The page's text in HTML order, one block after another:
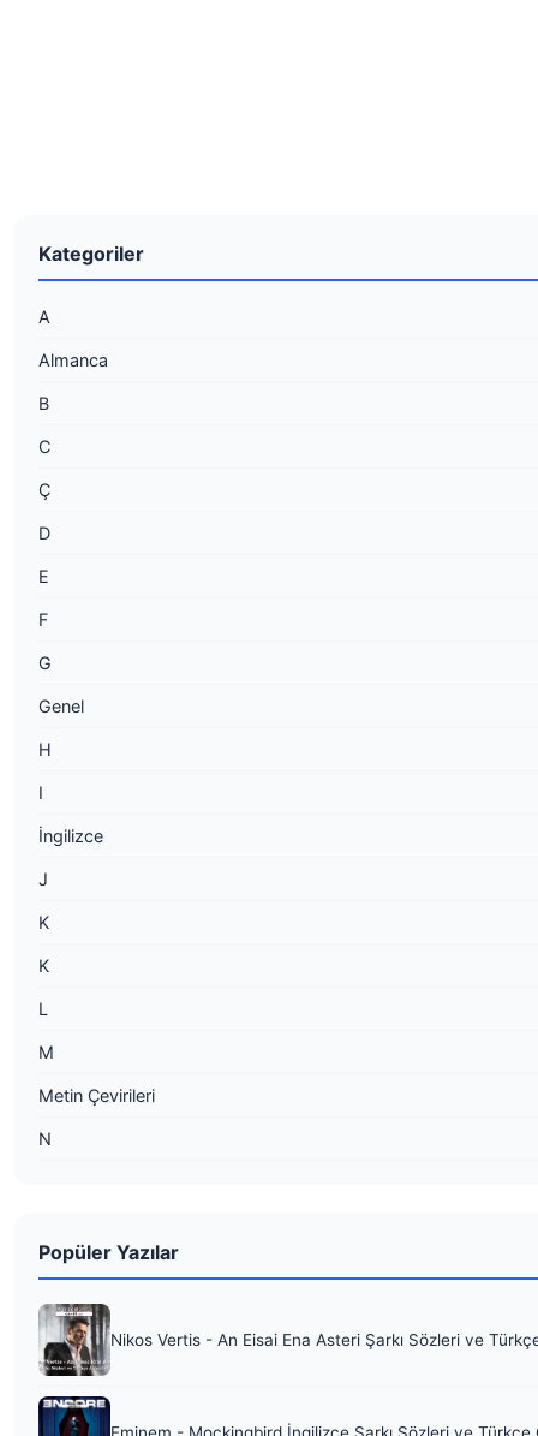
Kategoriler
A
Almanca
B
C
Ç
D
E
F
G
Genel
H
I
İngilizce
J
K
K
L
M
Metin Çevirileri
N
Popüler Yazılar
Nikos Vertis - An Eisai Ena Asteri Şarkı Sözleri ve
Eminem - Mockingbird İngilizce Şarkı Sözleri ve Türkçe